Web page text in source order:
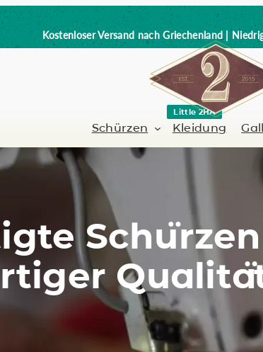
Kostenloser Versand nach Griechenland |
Schürzen
Bartender / Barman
Kellner
Nagelkünstlerin
Kleidung
Little 2HA
Schürzen